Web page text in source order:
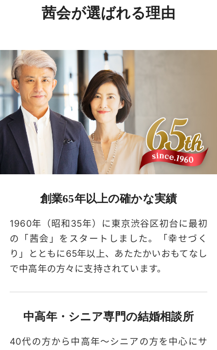
茜会が選ばれる理由
創業65年以上の確かな実績
1960年（昭和35年）に東京渋谷区初台に最初
の「茜会」をスタートしました。「幸せづく
り」とともに65年以上、あたたかいおもてなし
で中高年の方々に支持されています。
中高年・シニア専門の結婚相談所
40代の方から中高年～シニアの方を中心にサ